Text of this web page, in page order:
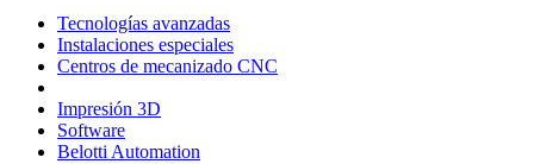
Tecnologías avanzadas
Instalaciones especiales
Centros de mecanizado CNC
Impresión 3D
Software
Belotti Automation